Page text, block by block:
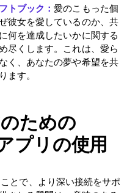
トブック：愛のこもった個
彼女を愛しているのか、共
何を達成したいかに関する
尽くします。これは、愛ら
く、あなたの夢や希望を共
ます。
ための
プリの使用
とで、より深い接続をサポ